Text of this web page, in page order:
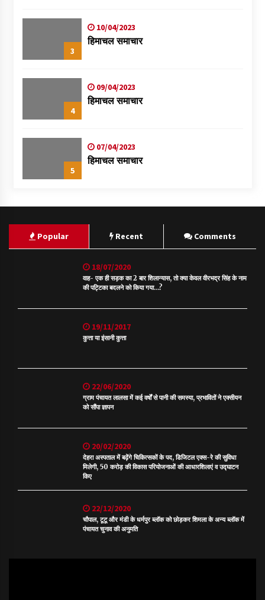
3
10/04/2023
हिमाचल समाचार
4
09/04/2023
हिमाचल समाचार
5
07/04/2023
हिमाचल समाचार
Popular Recent Comments
18/07/2020
वाह- एक ही सड़क का 2 बार शिलान्यास, तो क्या केवल वीरभद्र सिंह के नाम
की पट्टिका बदलने को किया गया…?
19/11/2017
कुत्ता या इंसानी कुत्ता
22/06/2020
ग्राम पंचायत लालसा में कई वर्षों से पानी की समस्या, प्रभावितों ने एक्सीयन
को सौंपा ज्ञापन
20/02/2020
देहरा अस्पताल में बढ़ेंगे चिकित्सकों के पद, डिजिटल एक्स-रे की सुविधा
मिलेगी, 50 करोड़ की विकास परियोजनाओं की आधारशिलाएं व उद्घाटन
किए
22/12/2020
चौपाल, टूटू और मंडी के धर्मपुर ब्लॉक को छोड़कर शिमला के अन्य ब्लॉक में
पंचायत चुनाव की अनुमति